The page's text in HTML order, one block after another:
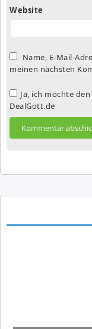
Website
Name, E-Mail-
meinen nächsten
Ja, ich möchte
DealGott.de